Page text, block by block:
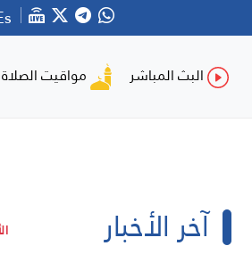
البث المباشر مواقيت الصلاة
آخر الأخبار